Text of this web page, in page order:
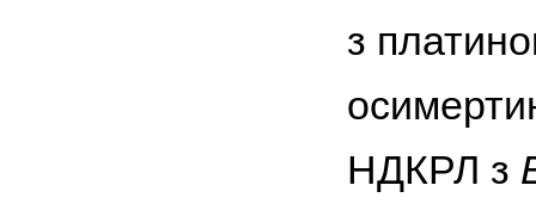
з
НДКРЛ з